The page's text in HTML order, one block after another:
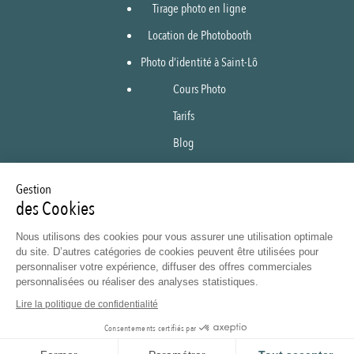
Tirage photo en ligne
Location de Photobooth
Photo d’identité à Saint-Lô
Cours Photo
Tarifs
Blog
Contact
Mentions légales
Politique de confidentialité
Gestion
des Cookies
Nous utilisons des cookies pour vous assurer une utilisation optimale
du site. D’autres catégories de cookies peuvent être utilisées pour
personnaliser votre expérience, diffuser des offres commerciales
personnalisées ou réaliser des analyses statistiques.
Lire la politique de confidentialité
Consentements certifiés par